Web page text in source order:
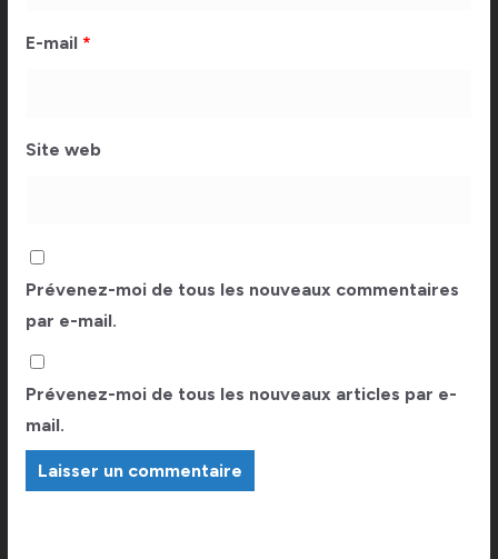
E-mail *
Site web
Prévenez-moi de tous les nouveaux commentaires
par e-mail.
Prévenez-moi de tous les nouveaux articles par e-
mail.